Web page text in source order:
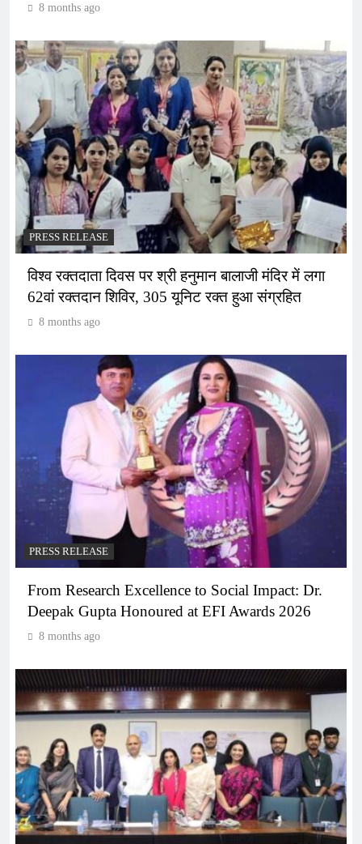
8 months ago
PRESS RELEASE
विश्व रक्तदाता दिवस पर श्री हनुमान बालाजी मंदिर में लगा
62वां रक्तदान शिविर, 305 यूनिट रक्त हुआ संग्रहित
8 months ago
PRESS RELEASE
From Research Excellence to Social Impact: Dr.
Deepak Gupta Honoured at EFI Awards 2026
8 months ago